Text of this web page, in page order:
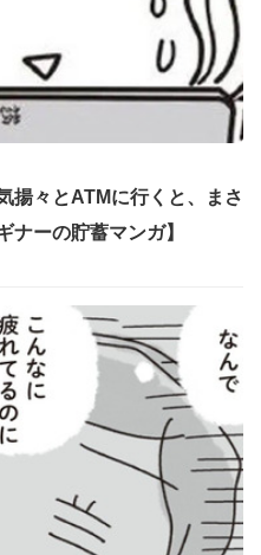
揚々とATMに行くと、まさ
ーの貯蓄マンガ】